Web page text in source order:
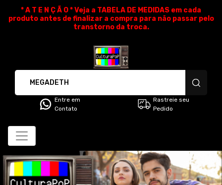
* A T E N Ç Ã O * Veja a TABELA DE MEDIDAS em cada
produto antes de finalizar a compra para não passar pelo
transtorno da troca.
Entre em
Contato
Rastreie seu
Pedido